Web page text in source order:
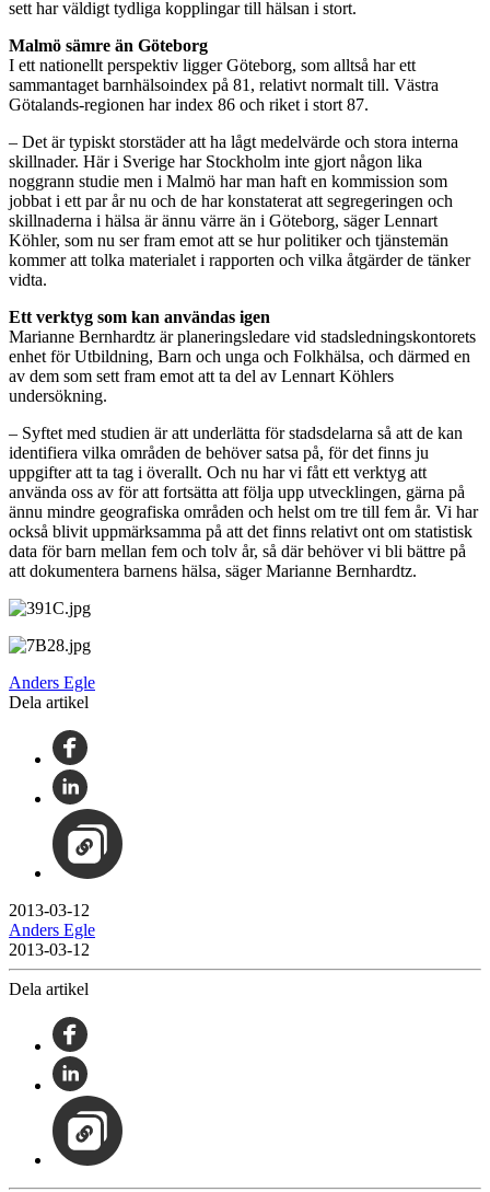
sett har väldigt tydliga kopplingar till hälsan i stort.
Malmö sämre än Göteborg
I ett nationellt perspektiv ligger Göteborg, som alltså har ett
sammantaget barnhälsoindex på 81, relativt normalt till. Västra
Götalands-regionen har index 86 och riket i stort 87.
– Det är typiskt storstäder att ha lågt medelvärde och stora interna
skillnader. Här i Sverige har Stockholm inte gjort någon lika
noggrann studie men i Malmö har man haft en kommission som
jobbat i ett par år nu och de har konstaterat att segregeringen och
skillnaderna i hälsa är ännu värre än i Göteborg, säger Lennart
Köhler, som nu ser fram emot att se hur politiker och tjänstemän
kommer att tolka materialet i rapporten och vilka åtgärder de tänker
vidta.
Ett verktyg som kan användas igen
Marianne Bernhardtz är planeringsledare vid stadsledningskontorets
enhet för Utbildning, Barn och unga och Folkhälsa, och därmed en
av dem som sett fram emot att ta del av Lennart Köhlers
undersökning.
– Syftet med studien är att underlätta för stadsdelarna så att de kan
identifiera vilka områden de behöver satsa på, för det finns ju
uppgifter att ta tag i överallt. Och nu har vi fått ett verktyg att
använda oss av för att fortsätta att följa upp utvecklingen, gärna på
ännu mindre geografiska områden och helst om tre till fem år. Vi har
också blivit uppmärksamma på att det finns relativt ont om statistisk
data för barn mellan fem och tolv år, så där behöver vi bli bättre på
att dokumentera barnens hälsa, säger Marianne Bernhardtz.
Anders Egle
Dela artikel
2013-03-12
Anders Egle
2013-03-12
Dela artikel